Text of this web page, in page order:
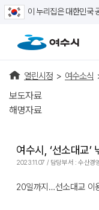
이 누리집은 대한민국
열린시정 > 여수소식
보도자료
해명자료
여수시, ‘선소대교
2023.11.07 / 담당부서 : 수산
20일까지…선소대교 이